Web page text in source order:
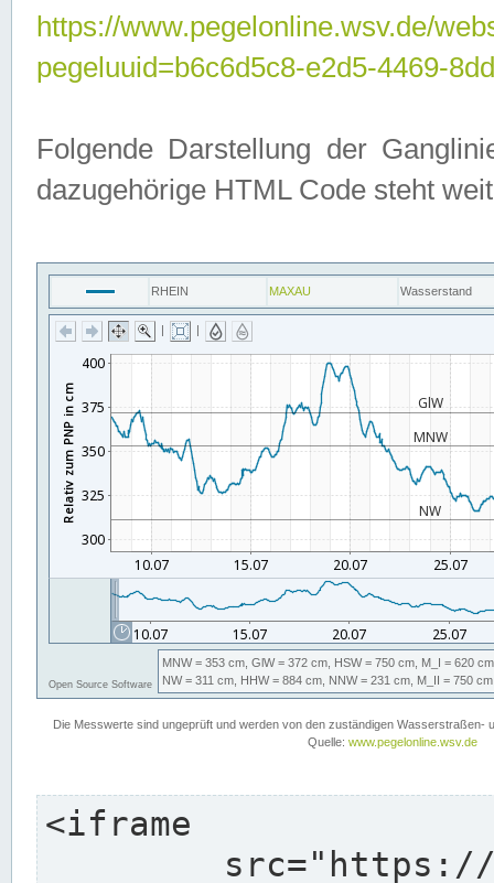
https://www.pegelonline.wsv.de/
pegeluuid=b6c6d5c8-e2d5-4469-
Folgende Darstellung der
dazugehörige HTML Code steht
<iframe